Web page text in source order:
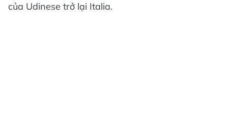
của Udinese trở lại Italia.